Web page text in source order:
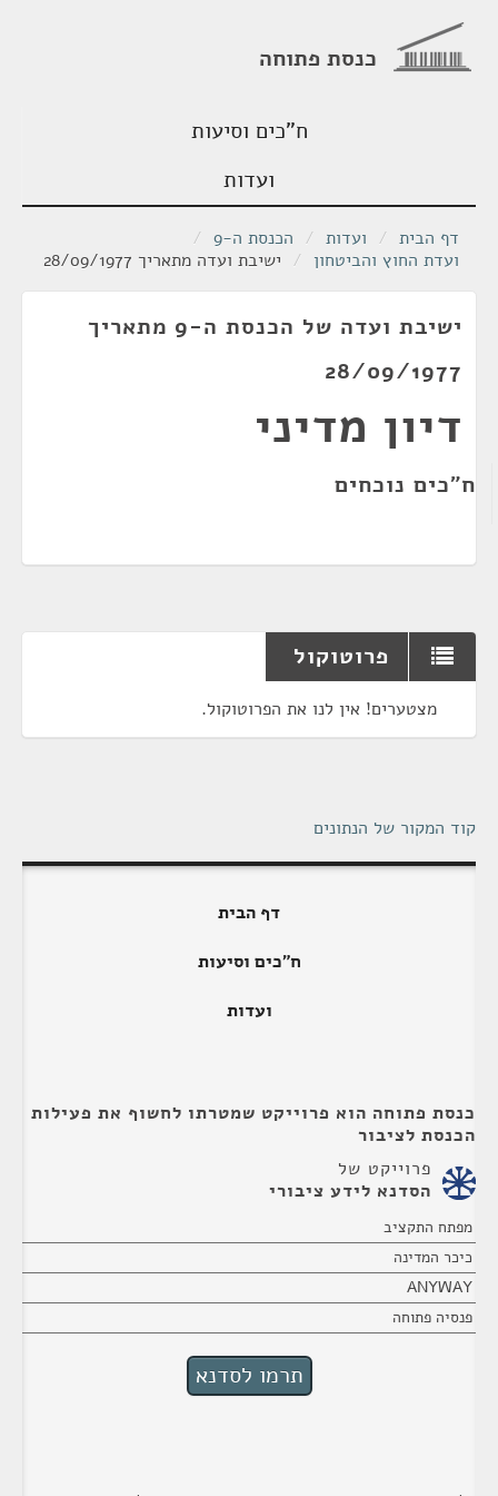
כנסת פתוחה
ח"כים וסיעות
ועדות
דף הבית / ועדות / הכנסת ה-9
/
ועדת החוץ והביטחון / ישיבת ועדה מתאריך 28/09/1977
ישיבת ועדה של הכנסת ה-9 מתאריך
28/09/1977
דיון מדיני
ח"כים נוכחים
פרוטוקול
מצטערים! אין לנו את הפרוטוקול.
קוד המקור של הנתונים
דף הבית
ח"כים וסיעות
ועדות
כנסת פתוחה הוא פרוייקט שמטרתו לחשוף את פעילות
הכנסת לציבור
פרוייקט של
הסדנא לידע ציבורי
מפתח התקציב
כיכר המדינה
ANYWAY
פנסיה פתוחה